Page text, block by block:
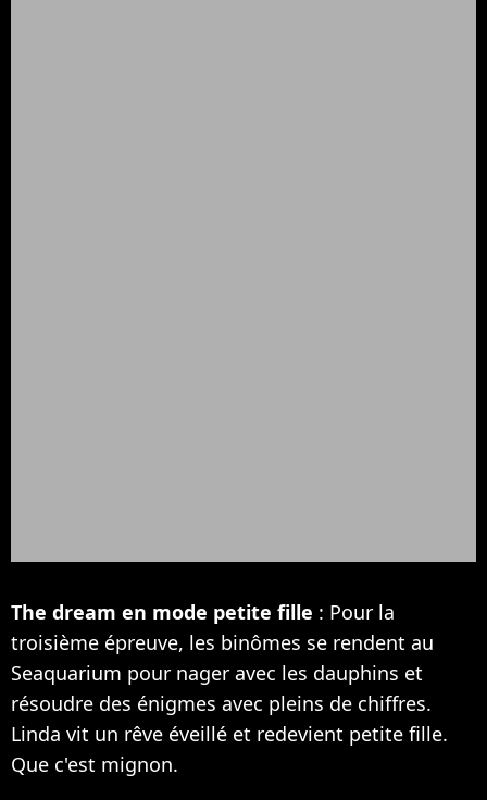
The dream en mode petite fille : Pour la
troisième épreuve, les binômes se rendent au
Seaquarium pour nager avec les dauphins et
résoudre des énigmes avec pleins de chiffres.
Linda vit un rêve éveillé et redevient petite fille.
Que c'est mignon.